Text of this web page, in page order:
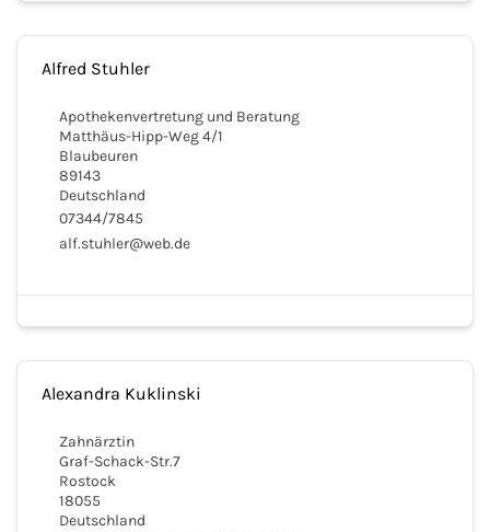
Alfred Stuhler
Apothekenvertretung und Beratung
Matthäus-Hipp-Weg 4/1
Blaubeuren
89143
Deutschland
07344/7845
alf.stuhler@web.de
Alexandra Kuklinski
Zahnärztin
Graf-Schack-Str.7
Rostock
18055
Deutschland